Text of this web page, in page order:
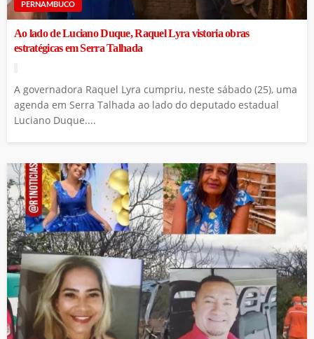
PERNAMBUCO
Ao lado de Luciano Duque, Raquel Lyra vistoria obras
estratégicas em Serra Talhada
A governadora Raquel Lyra cumpriu, neste sábado (25), uma
agenda em Serra Talhada ao lado do deputado estadual
Luciano Duque....